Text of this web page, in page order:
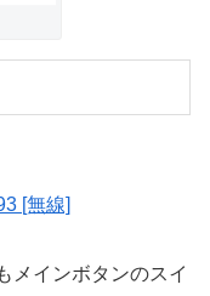
[無線]
メインボタンのスイ